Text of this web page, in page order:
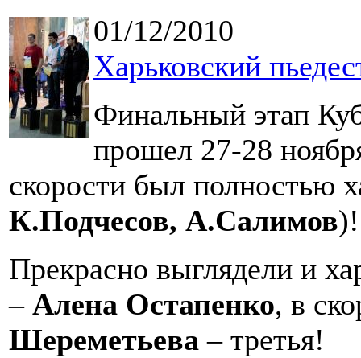
01/12/2010
Харьковский
Финальный этап
прошел 27-28
скорости был полностью
К.Подчесов, А.Салимов)!
Прекрасно выглядели и
– Алена Остапенко, в
Шереметьева – третья!